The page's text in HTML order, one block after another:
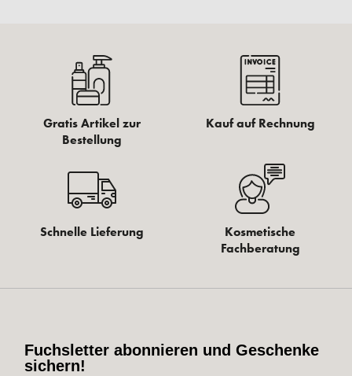
Gratis Artikel zur
Bestellung
Kauf auf Rechnung
Schnelle Lieferung
Kosmetische
Fachberatung
Fuchsletter abonnieren und Geschenke
sichern!